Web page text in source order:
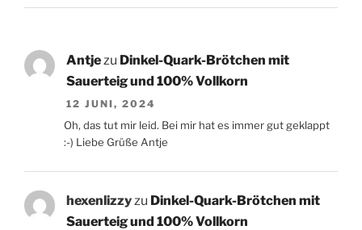
Antjezu Dinkel-Quark-Brötchen mit
Sauerteig und 100% Vollkorn
12 JUNI, 2024
Oh, das tut mir leid. Bei mir hat es immer gut geklappt
:-) Liebe Grüße Antje
hexenlizzyzu Dinkel-Quark-Brötchen mit
Sauerteig und 100% Vollkorn